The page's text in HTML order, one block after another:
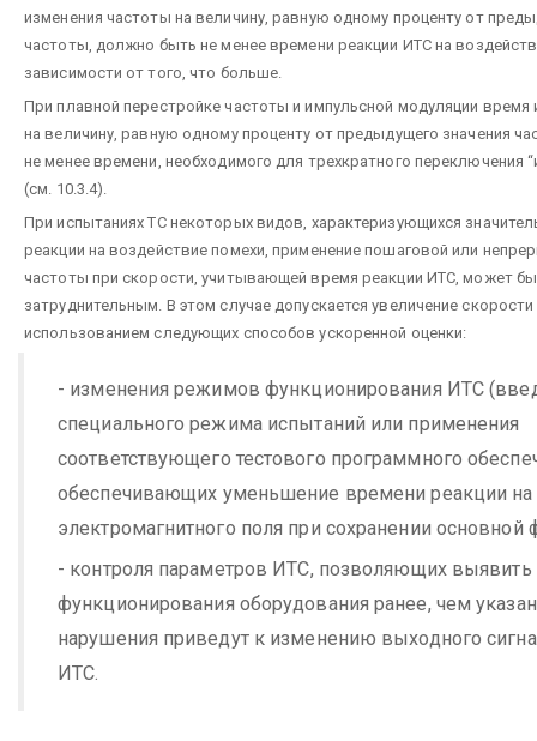
изменения частоты на величину, равную одному проценту от
частоты, должно быть не менее времени реакции ИТС на
зависимости от того, что больше.
При плавной перестройке частоты и импульсной модуляции время
на величину, равную одному проценту от предыдущего значения
не менее времени, необходимого для трехкратного переключения
(см. 10.3.4).
При испытаниях ТС некоторых видов, характеризующихся
реакции на воздействие помехи, применение пошаговой или
частоты при скорости, учитывающей время реакции ИТС, может
затруднительным. В этом случае допускается увеличение
использованием следующих способов ускоренной оценки:
- изменения режимов функционирования ИТС
специального режима испытаний или применения
соответствующего тестового программного
обеспечивающих уменьшение времени реакции на
электромагнитного поля при сохранении
- контроля параметров ИТС, позволяющих
функционирования оборудования ранее, чем
нарушения приведут к изменению выходного
ИТС.